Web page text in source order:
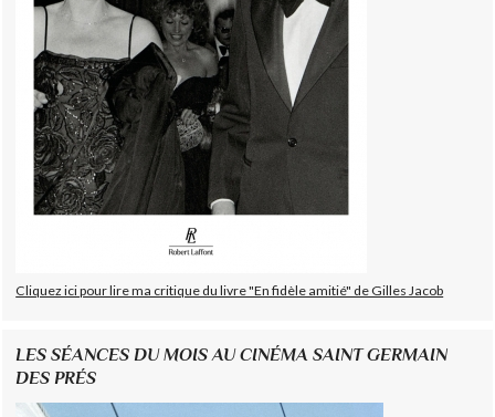
Cliquez ici pour lire ma critique du livre "En fidèle amitié" de Gilles Jacob
LES SÉANCES DU MOIS AU CINÉMA SAINT GERMAIN
DES PRÉS